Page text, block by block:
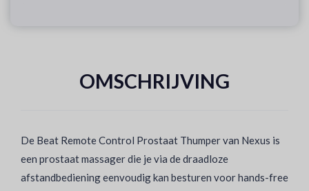
OMSCHRIJVING
De Beat Remote Control Prostaat Thumper van Nexus is
een prostaat massager die je via de draadloze
afstandbediening eenvoudig kan besturen voor hands-free